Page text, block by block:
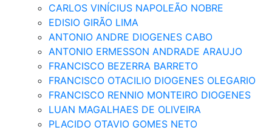
CARLOS VINÍCIUS NAPOLEÃO NOBRE
EDISIO GIRÃO LIMA
ANTONIO ANDRE DIOGENES CABO
ANTONIO ERMESSON ANDRADE ARAUJO
FRANCISCO BEZERRA BARRETO
FRANCISCO OTACILIO DIOGENES OLEGARIO
FRANCISCO RENNIO MONTEIRO DIOGENES
LUAN MAGALHAES DE OLIVEIRA
PLACIDO OTAVIO GOMES NETO